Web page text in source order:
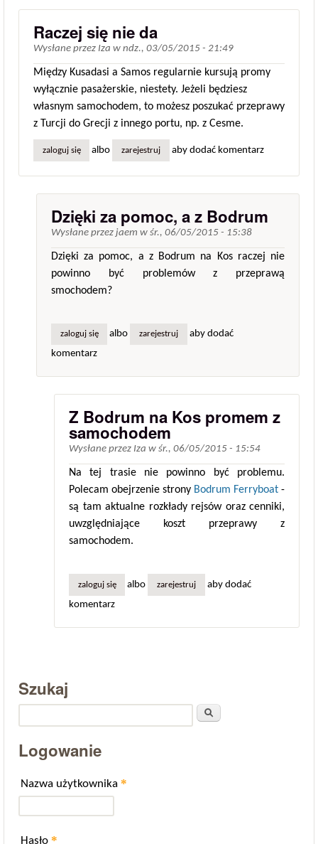
Raczej się nie da
Wysłane przez Iza w ndz., 03/05/2015 - 21:49
Między Kusadasi a Samos regularnie kursują promy
wyłącznie pasażerskie, niestety. Jeżeli będziesz
własnym samochodem, to możesz poszukać przeprawy
z Turcji do Grecji z innego portu, np. z Cesme.
zaloguj się albo zarejestruj aby dodać komentarz
Dzięki za pomoc, a z Bodrum
Wysłane przez jaem w śr., 06/05/2015 - 15:38
Dzięki za pomoc, a z Bodrum na Kos raczej nie
powinno być problemów z przeprawą
smochodem?
zaloguj się albo zarejestruj
aby dodać
komentarz
Z Bodrum na Kos promem z
samochodem
Wysłane przez Iza w śr., 06/05/2015 - 15:54
Na tej trasie nie powinno być problemu.
Polecam obejrzenie strony Bodrum Ferryboat -
są tam aktualne rozkłady rejsów oraz cenniki,
uwzględniające koszt przeprawy z
samochodem.
zaloguj się albo zarejestruj
aby dodać
komentarz
Szukaj
Logowanie
Nazwa użytkownika *
Hasło *